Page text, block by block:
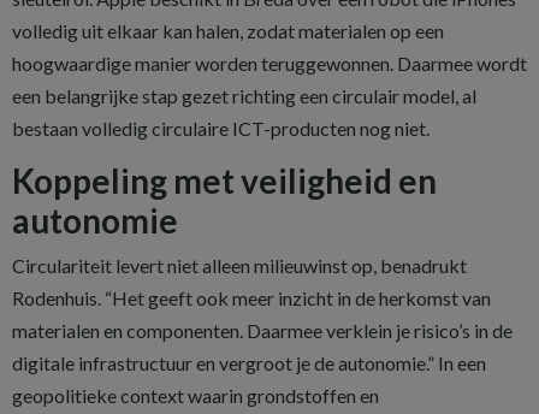
volledig uit elkaar kan halen, zodat materialen op een
hoogwaardige manier worden teruggewonnen. Daarmee wordt
een belangrijke stap gezet richting een circulair model, al
bestaan volledig circulaire ICT-producten nog niet.
Koppeling met veiligheid en
autonomie
Circulariteit levert niet alleen milieuwinst op, benadrukt
Rodenhuis. “Het geeft ook meer inzicht in de herkomst van
materialen en componenten. Daarmee verklein je risico’s in de
digitale infrastructuur en vergroot je de autonomie.” In een
geopolitieke context waarin grondstoffen en